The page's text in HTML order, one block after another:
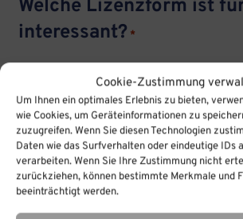
Cookie-Zustimmung
Um Ihnen ein optimales Erlebnis zu bieten,
wie Cookies, um Geräteinformationen zu
zuzugreifen. Wenn Sie diesen Technologien
Daten wie das Surfverhalten oder eindeutige IDs
verarbeiten. Wenn Sie Ihre Zustimmung nicht
zurückziehen, können bestimmte Merkmale und
beeinträchtigt werden.
Welche Lizenzform ist
interessant? *
iSpring Suite Basic /
iSpring Suite / unbefristete Lizenz
iSpring Quizmaker(Details)
iSpring Converter Pro(Details)